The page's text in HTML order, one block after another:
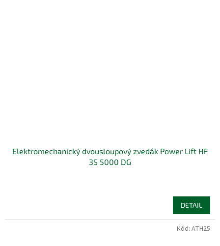
Elektromechanický dvousloupový zvedák Power Lift HF
3S 5000 DG
DETAIL
Kód: ATH25